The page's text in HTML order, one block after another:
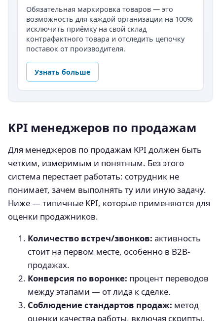
Обязательная маркировка товаров — это
возможность для каждой организации на 100%
исключить приёмку на свой склад
контрафактного товара и отследить цепочку
поставок от производителя.
Узнать больше
KPI менеджеров по продажам
Для менеджеров по продажам KPI должен быть
четким, измеримым и понятным. Без этого
система перестает работать: сотрудник не
понимает, зачем выполнять ту или иную задачу.
Ниже — типичные KPI, которые применяются для
оценки продажников.
Количество встреч/звонков: активность
стоит на первом месте, особенно в B2B-
продажах.
Конверсия по воронке: процент переводов
между этапами — от лида к сделке.
Соблюдение стандартов продаж: метод
оценки качества работы, включая скрипты,